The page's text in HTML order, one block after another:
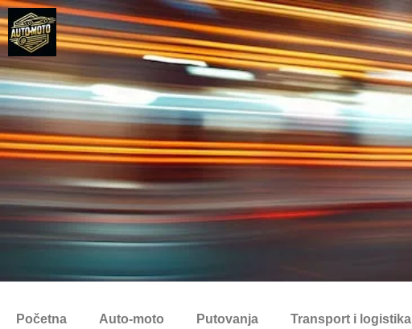
Početna Auto-moto Putovanja Transport i logistika